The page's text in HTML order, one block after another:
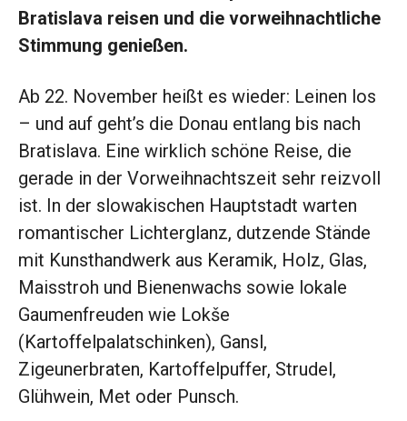
Bratislava reisen und die vorweihnachtliche
Stimmung genießen.
Ab 22. November heißt es wieder: Leinen los
– und auf geht’s die Donau entlang bis nach
Bratislava. Eine wirklich schöne Reise, die
gerade in der Vorweihnachtszeit sehr reizvoll
ist. In der slowakischen Hauptstadt warten
romantischer Lichterglanz, dutzende Stände
mit Kunsthandwerk aus Keramik, Holz, Glas,
Maisstroh und Bienenwachs sowie lokale
Gaumenfreuden wie Lokše
(Kartoffelpalatschinken), Gansl,
Zigeunerbraten, Kartoffelpuffer, Strudel,
Glühwein, Met oder Punsch.